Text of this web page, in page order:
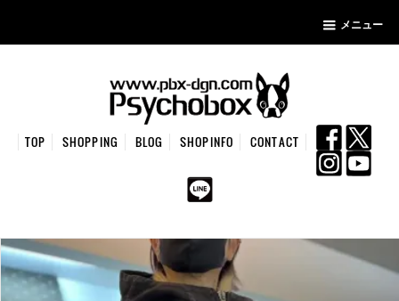
メニュー
TOP SHOPPING BLOG SHOPINFO CONTACT